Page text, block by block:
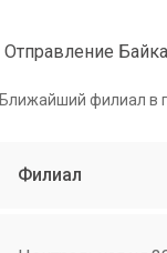
Отправление
Ближайший филиал в
Филиал